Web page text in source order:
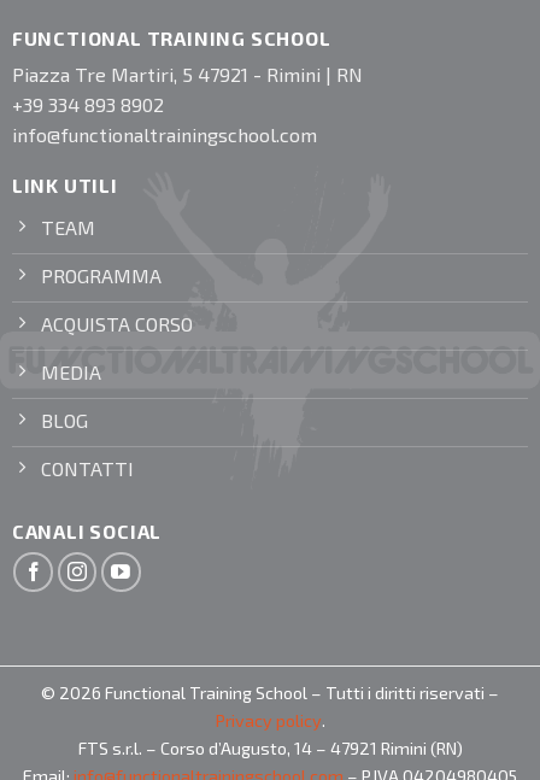
FUNCTIONAL TRAINING SCHOOL
Piazza Tre Martiri, 5 47921 - Rimini | RN
+39 334 893 8902
info@functionaltrainingschool.com
LINK UTILI
TEAM
PROGRAMMA
ACQUISTA CORSO
MEDIA
BLOG
CONTATTI
CANALI SOCIAL
© 2026 Functional Training School – Tutti i diritti riservati –
Privacy policy.
FTS s.r.l. – Corso d’Augusto, 14 – 47921 Rimini (RN)